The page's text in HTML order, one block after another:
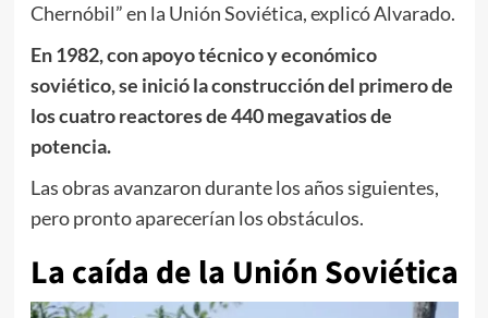
Chernóbil” en la Unión Soviética, explicó Alvarado.
En 1982, con apoyo técnico y económico
soviético, se inició la construcción del primero de
los cuatro reactores de 440 megavatios de
potencia.
Las obras avanzaron durante los años siguientes,
pero pronto aparecerían los obstáculos.
La caída de la Unión Soviética